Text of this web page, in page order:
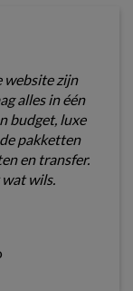
website zijn
alles in één
budget, luxe
pakketten
en transfer.
wils.